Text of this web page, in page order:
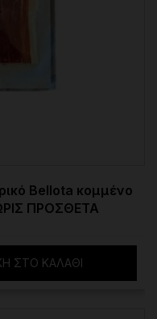
Bellota κομμένο
ΠΡΟΣΘΕΤΑ
ΣΤΟ ΚΑΛΆΘΙ